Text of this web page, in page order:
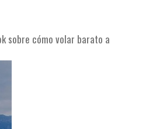
sobre cómo volar barato a